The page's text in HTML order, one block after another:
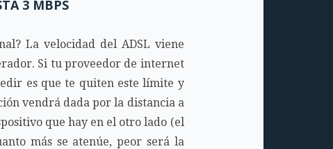
3 MBPS
La velocidad del ADSL viene
Si tu proveedor de internet
es que te quiten este límite y
vendrá dada por la distancia a
que hay en el otro lado (el
más se atenúe, peor será la